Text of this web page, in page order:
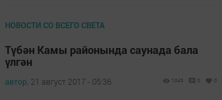
НОВОСТИ СО ВСЕГО СВЕТА
Түбән Камы районында саунада бала
үлгән
автор, 21 август 2017 - 05:36 1045 0 0